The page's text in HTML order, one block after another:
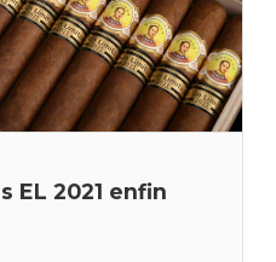
EL 2021 enfin